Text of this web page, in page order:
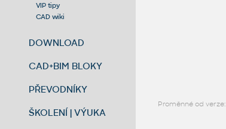
VIP tipy
CAD wiki
DOWNLOAD
CAD+BIM BLOKY
PŘEVODNÍKY
ŠKOLENÍ | VÝUKA
Proměnné od verze: